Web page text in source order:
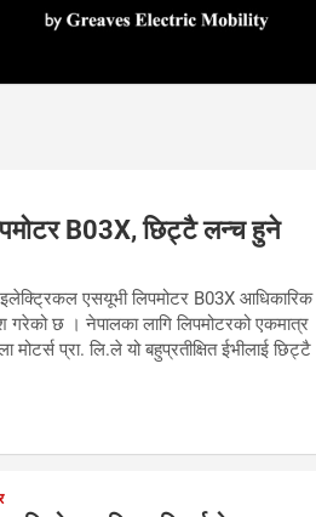
B03X, छिट्टै लन्च हुने
इलेक्ट्रिकल एसयूभी लिपमोटर B03X आधिकारिक
गरेको छ । नेपालका लागि लिपमोटरको एकमात्र
मोटर्स प्रा. लि.ले यो बहुप्रतीक्षित ईभीलाई छिट्टै